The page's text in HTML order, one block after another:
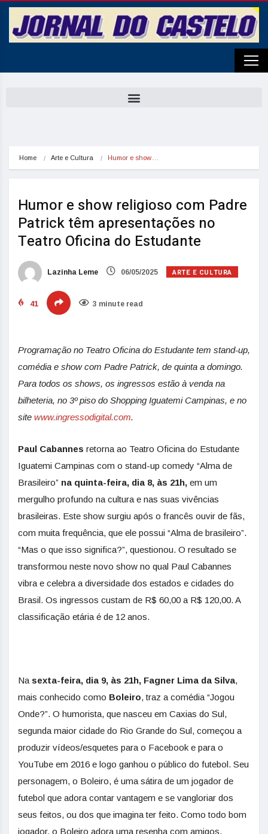
Home Arte e Cultura Humor e show…
Humor e show religioso com Padre
Patrick têm apresentações no
Teatro Oficina do Estudante
Lazinha Leme 06/05/2025 ARTE E CULTURA
41 3 minute read
Programação no Teatro Oficina do Estudante tem stand-up,
comédia e show com Padre Patrick, de quinta a domingo.
Para todos os shows, os ingressos estão à venda na
bilheteria, no 3º piso do Shopping Iguatemi Campinas, e no
site www.ingressodigital.com.
Paul Cabannes retorna ao Teatro Oficina do Estudante
Iguatemi Campinas com o stand-up comedy “Alma de
Brasileiro” na quinta-feira, dia 8, às 21h, em um
mergulho profundo na cultura e nas suas vivências
brasileiras. Este show surgiu após o francês ouvir de fãs,
com muita frequência, que ele possui “Alma de brasileiro”.
“Mas o que isso significa?”, questionou. O resultado se
transformou neste novo show no qual Paul Cabannes
vibra e celebra a diversidade dos estados e cidades do
Brasil. Os ingressos custam de R$ 60,00 a R$ 120,00. A
classificação etária é de 12 anos.
Na sexta-feira, dia 9, às 21h, Fagner Lima da Silva,
mais conhecido como Boleiro, traz a comédia “Jogou
Onde?”. O humorista, que nasceu em Caxias do Sul,
segunda maior cidade do Rio Grande do Sul, começou a
produzir vídeos/esquetes para o Facebook e para o
YouTube em 2016 e logo ganhou o público do futebol. Seu
personagem, o Boleiro, é uma sátira de um jogador de
futebol que adora contar vantagem e se vangloriar dos
seus feitos, ou dos que imagina ter feito. Como todo bom
jogador, o Boleiro adora uma resenha com amigos,